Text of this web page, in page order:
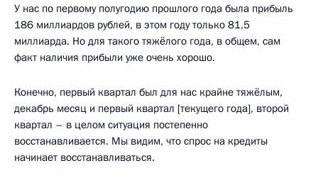
У нас по первому полугодию прошлого года была прибыль
186 миллиардов рублей, в этом году только 81,5
миллиарда. Но для такого тяжёлого года, в общем, сам
факт наличия прибыли уже очень хорошо.
Конечно, первый квартал был для нас крайне тяжёлым,
декабрь месяц и первый квартал [текущего года], второй
квартал – в целом ситуация постепенно
восстанавливается. Мы видим, что спрос на кредиты
начинает восстанавливаться.